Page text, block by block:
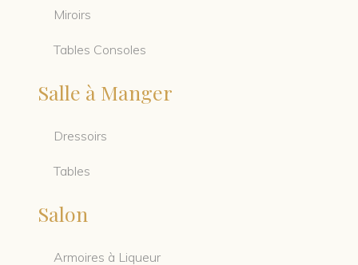
Miroirs
Tables Consoles
Salle à Manger
Dressoirs
Tables
Salon
Armoires à Liqueur